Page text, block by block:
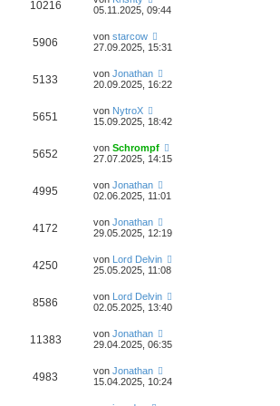
10216
05.11.2025, 09:44
5906 von starcow
27.09.2025, 15:31
5133 von Jonathan
20.09.2025, 16:22
5651 von NytroX
15.09.2025, 18:42
5652 von Schrompf
27.07.2025, 14:15
4995 von Jonathan
02.06.2025, 11:01
4172 von Jonathan
29.05.2025, 12:19
4250 von Lord Delvin
25.05.2025, 11:08
8586 von Lord Delvin
02.05.2025, 13:40
11383 von Jonathan
29.04.2025, 06:35
4983 von Jonathan
15.04.2025, 10:24